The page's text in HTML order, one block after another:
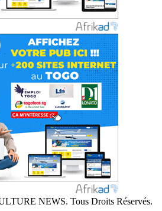
NEWS. Tous Droits Réservés.